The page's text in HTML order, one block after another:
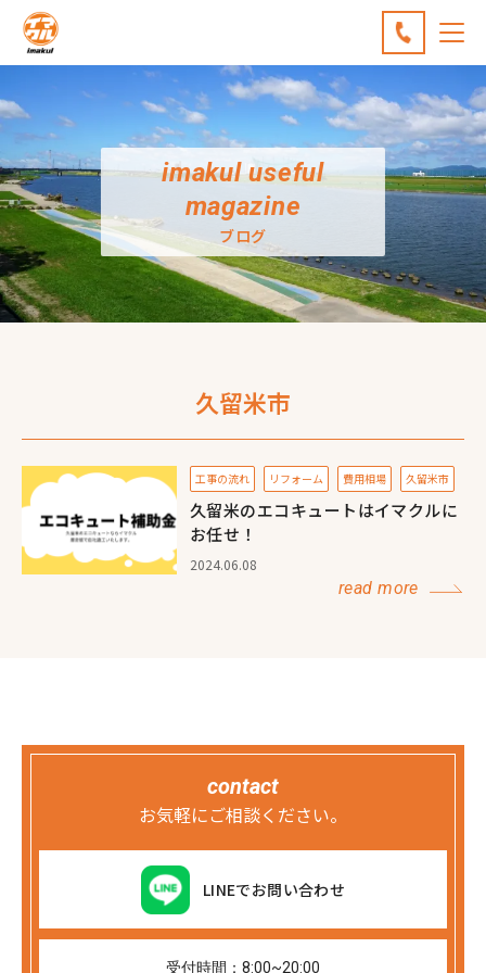
imakul useful
magazine
ブログ
久留米市
工事の流れ リフォーム 費用相場 久留米市
久留米のエコキュートはイマクルに
お任せ！
2024.06.08
read more
contact
お気軽にご相談ください。
LINEでお問い合わせ
受付時間：8:00~20:00